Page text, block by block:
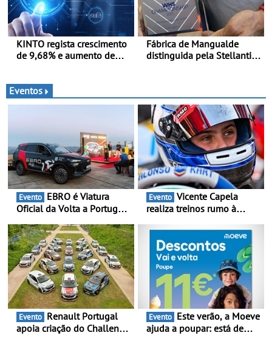
KINTO regista crescimento
de 9,68% e aumento de
Fábrica de Mangualde
distinguida pela Stellantis
impacto direto no bem-
estar dos colaboradores
Eventos
Evento
Oficial da Volta a Portugal
presença nacional ao lado
da mítica prova de ciclismo
e leva a sua gama SUV
multi-energia às estradas
de Portugal
Evento
realiza treinos rumo à
Portugal Karting e mira boa
estreia - O Campeonato
Portugal Karting 2026
decorre entre 1 de Março e
6 de Setembro
Evento
apoia criação do Challenge
Evento
ajuda a poupar: está de